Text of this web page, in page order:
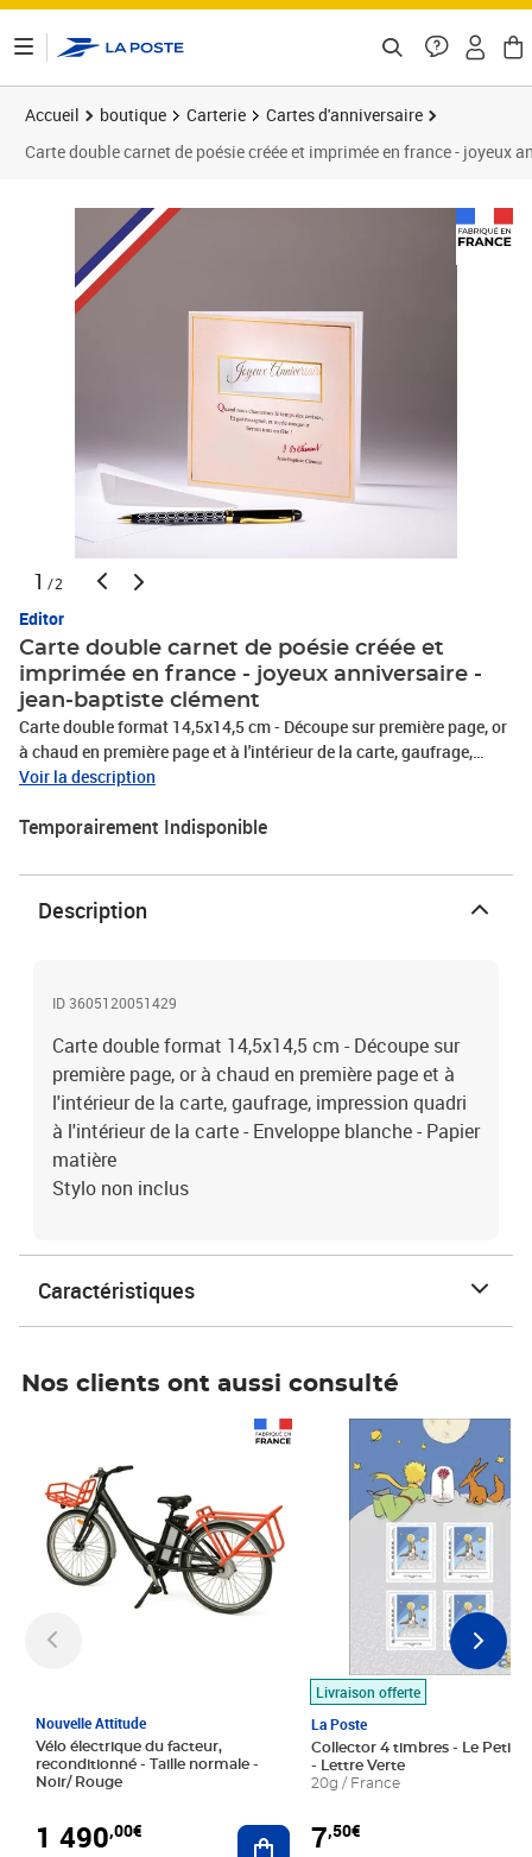
Accueil boutique Carterie
Cartes d'anniversaire
Carte double carnet de poésie créée et imprimée en france - joyeux
1 /2
Editor
Carte double carnet de poésie créée et
imprimée en france - joyeux anniversaire -
jean-baptiste clément
Carte double format 14,5x14,5 cm - Découpe sur première page, or
à chaud en première page et à l'intérieur de la carte, gaufrage,
impression quadri à l'intérieur de la carte - Enveloppe blanche -
Voir la description
Temporairement Indisponible
Description
ID 3605120051429
Carte double format 14,5x14,5 cm - Découpe sur
première page, or à chaud en première page et à
l'intérieur de la carte, gaufrage, impression quadri
à l'intérieur de la carte - Enveloppe blanche - Papier
matière
Stylo non inclus
Caractéristiques
Nos clients ont aussi consulté
Nouvelle Attitude
Vélo électrique du facteur,
reconditionné - Taille normale -
Noir/ Rouge
1 490,00€ Ajouter au panier
Livraison offerte
La Poste
Collector 4 timbres - Le Petit
- Lettre Verte
20g / France
7,50€
Prix 7,50€